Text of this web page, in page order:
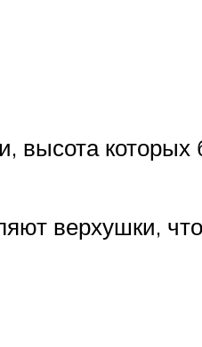
высота которых
верхушки,